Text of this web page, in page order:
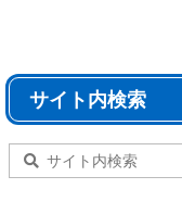
サイト内検索